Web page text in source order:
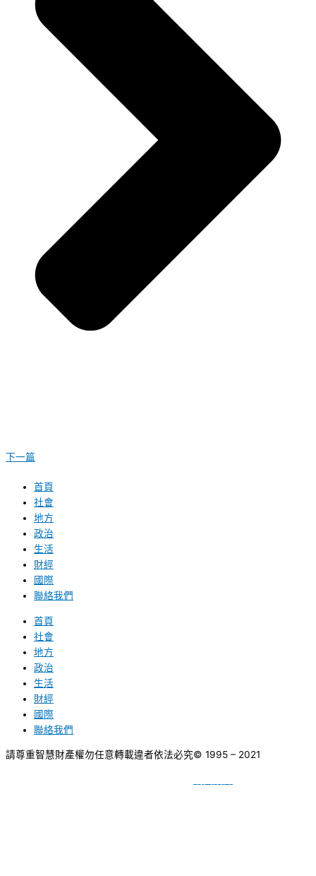
下一篇
首頁
社會
地方
政治
生活
財經
國際
聯絡我們
首頁
社會
地方
政治
生活
財經
國際
聯絡我們
請尊重智慧財產權勿任意轉載違者依法必究© 1995 – 2021